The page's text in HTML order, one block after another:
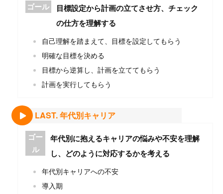
ゴール
目標設定から計画の立てさせ方、チェック
の仕方を理解する
自己理解を踏まえて、目標を設定してもらう
明確な目標を決める
目標から逆算し、計画を立ててもらう
計画を実行してもらう
LAST. 年代別キャリア
ゴー
ル
年代別に抱えるキャリアの悩みや不安を理解
し、どのように対応するかを考える
年代別キャリアへの不安
導入期